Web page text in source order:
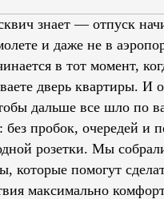
знает — отпуск
и даже не в
в тот момент,
дверь квартиры. И
дальше все шло по
пробок, очередей и
розетки. Мы
которые помогут
максимально